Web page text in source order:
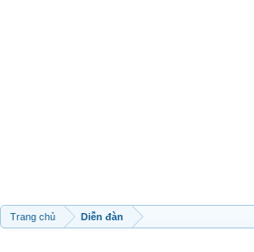
Trang chủ Diễn đàn